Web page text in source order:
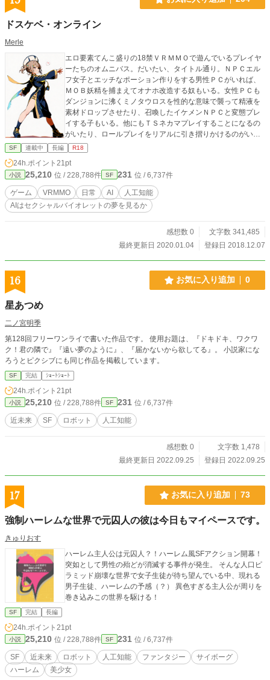
ドスケベ・オンライン
Merle
エロ要素てんこ盛りの18禁ＶＲＭＭＯで遊んでいるプレイヤ
ーたちのオムニバス。だいたい、タイトル通り。ＮＰＣエル
フ女子とエッチなポーション作りをする男性ＰＣがいれば、
ＭＯＢ妖精を捕まえてオナホ改造する奴もいる。女性ＰＣも
ダンジョンに沸くミノタウロスを性的な意味で襲って精液を
素材ドロップさせたり、召喚したイケメンＮＰＣと変態プレ
イする子もいる。他にもＴＳネカマプレイすることになるの
がいたり、ロールプレイをリアルに引き摺りかけるのがいた
り……そんな感じのお話。 Artificials meets Naturals.な感じ
もあったり。
SF 連載中 長編 R18
24h.ポイント 21pt
小説 25,210 位 / 228,788件 SF 231 位 / 6,737件
ゲーム VRMMO 日常 AI
人工知能
AIはセクシャルバイオレットの夢を見るか
感想数 0
文字数 341,485
最終更新日 2020.01.04
登録日 2018.12.07
16 お気に入り追加 0
星あつめ
二ノ宮明季
第128回フリーワンライで書いた作品です。 使用お題は、『ドキドキ、ワクワ
ク！君の隣で』『遠い夢のように』、『届かないから欲してる』。 小説家にな
ろうとピクシブにも同じ作品を掲載しています。
SF 完結 ｼｮｰﾄｼｮｰﾄ
24h.ポイント 21pt
小説 25,210 位 / 228,788件 SF 231 位 / 6,737件
近未来 SF ロボット 人工知能
感想数 0
文字数 1,478
最終更新日 2022.09.25
登録日 2022.09.25
17 お気に入り追加 73
強制ハーレムな世界で元囚人の彼は今日もマイペースです。
きゅりおす
ハーレム主人公は元囚人？！ハーレム風SFアクション開幕！
突如として男性の殆どが消滅する事件が発生。 そんな人口ピ
ラミッド崩壊な世界で女子生徒が待ち望んでいる中、現れる
男子生徒、ハーレムの予感（？） 異色すぎる主人公が周りを
巻き込みこの世界を駆ける！
SF 完結 長編
24h.ポイント 21pt
小説 25,210 位 / 228,788件 SF 231 位 / 6,737件
SF 近未来 ロボット 人工知能 ファンタジー
サイボーグ
ハーレム
美少女